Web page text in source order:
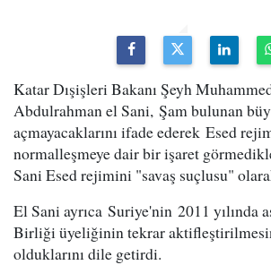
Katar Dışişleri Bakanı Şeyh
Abdulrahman el Sani, Şam bulunan
açmayacaklarını ifade ederek Esed
normalleşmeye dair bir işaret
Sani Esed rejimini "savaş suçlusu"
El Sani ayrıca Suriye'nin 2011 yılında
Birliği üyeliğinin tekrar
olduklarını dile getirdi.